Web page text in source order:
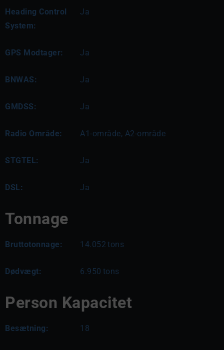
Heading Control
System:
Ja
GPS Modtager: Ja
BNWAS: Ja
GMDSS: Ja
Radio Område: A1-område, A2-område
STGTEL: Ja
DSL: Ja
Tonnage
Bruttotonnage: 14.052 tons
Dødvægt: 6.950 tons
Person Kapacitet
Besætning: 18